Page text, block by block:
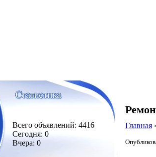
Всего объявлений: 4416
Сегодня: 0
Вчера: 0
Главная